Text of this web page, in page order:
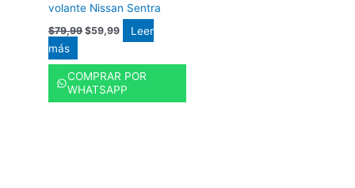
volante Nissan Sentra
$79,99 $59,99
Leer
más
COMPRAR POR
WHATSAPP